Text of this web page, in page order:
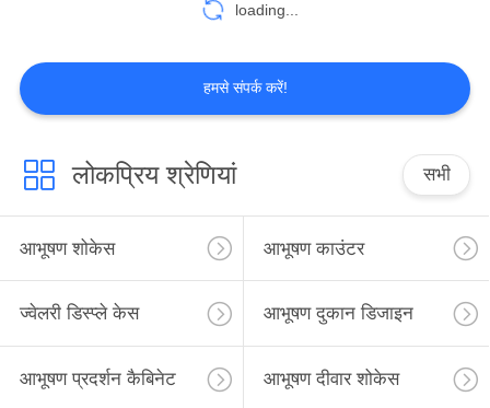
loading...
हमसे संपर्क करें!
लोकप्रिय श्रेणियां सभी
आभूषण शोकेस आभूषण काउंटर
ज्वेलरी डिस्प्ले केस आभूषण दुकान डिजाइन
आभूषण प्रदर्शन कैबिनेट आभूषण दीवार शोकेस